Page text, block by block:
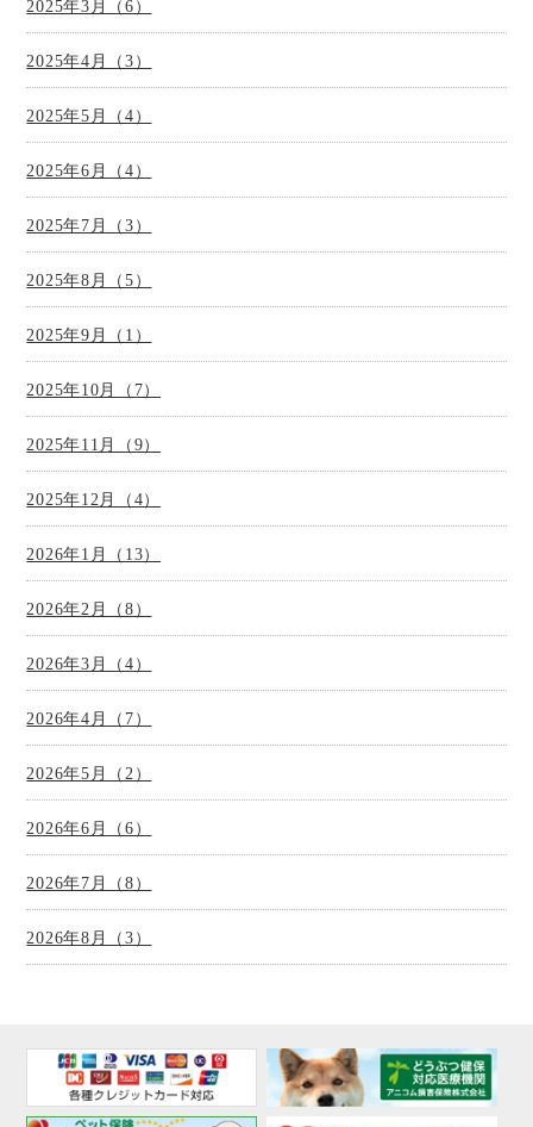
2025年3月（6）
2025年4月（3）
2025年5月（4）
2025年6月（4）
2025年7月（3）
2025年8月（5）
2025年9月（1）
2025年10月（7）
2025年11月（9）
2025年12月（4）
2026年1月（13）
2026年2月（8）
2026年3月（4）
2026年4月（7）
2026年5月（2）
2026年6月（6）
2026年7月（8）
2026年8月（3）